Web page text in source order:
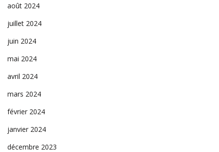
août 2024
juillet 2024
juin 2024
mai 2024
avril 2024
mars 2024
février 2024
janvier 2024
décembre 2023